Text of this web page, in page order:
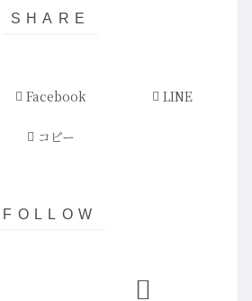
Facebook LINE
コピー